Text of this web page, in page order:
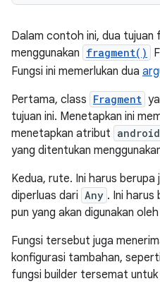
Dalam contoh ini, dua tujuan
menggunakan fragment()
Fungsi ini memerlukan dua
Pertama, class Fragment
tujuan ini. Menetapkan ini
menetapkan atribut
yang ditentukan
Kedua, rute. Ini harus berupa
diperluas dari Any . Ini harus
pun yang akan digunakan
Fungsi tersebut juga
konfigurasi tambahan,
fungsi builder tersemat untuk